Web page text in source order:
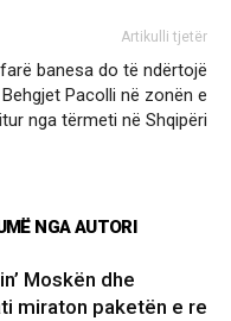
Artikulli tjetër
banesa do të ndërtojë
Behgjet Pacolli në zonën e
nga tërmeti në Shqipëri
NGA AUTORI
Moskën dhe
miraton paketën e re